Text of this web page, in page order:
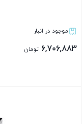
موجود در انبار
6,706,883 تومان